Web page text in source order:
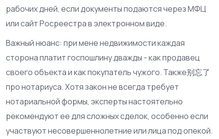
рабочих дней, если документы подаются через МФЦ
или сайт Росреестра в электронном виде.
Важный нюанс: при мене недвижимости каждая
сторона платит госпошлину дважды - как продавец
своего объекта и как покупатель чужого. Также别忘了
про нотариуса. Хотя закон не всегда требует
нотариальной формы, эксперты настоятельно
рекомендуют ее для сложных сделок, особенно если
участвуют несовершеннолетние или лица под опекой.